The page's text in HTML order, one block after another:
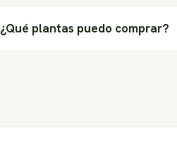
¿Qué plantas puedo comprar?